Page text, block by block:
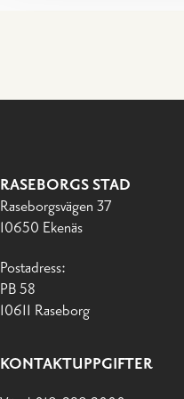
RASEBORGS STAD
Raseborgsvägen 37
10650 Ekenäs
Postadress:
PB 58
10611 Raseborg
KONTAKTUPPGIFTER